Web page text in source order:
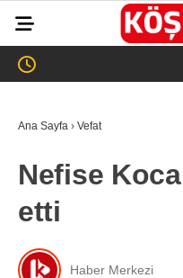
ASAYİŞ
EĞİTİM
SAĞLIK
Ana Sayfa › Vefat
Nefise
etti
Haber Merkezi